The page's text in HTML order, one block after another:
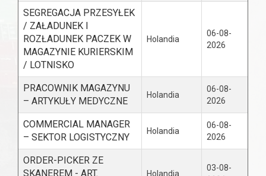
SEGREGACJA PRZESYŁEK
/ ZAŁADUNEK I
ROZŁADUNEK PACZEK W
MAGAZYNIE KURIERSKIM
/ LOTNISKO
Holandia
06-08-
2026
PRACOWNIK MAGAZYNU
– ARTYKUŁY MEDYCZNE
Holandia
06-08-
2026
COMMERCIAL MANAGER
– SEKTOR LOGISTYCZNY
Holandia
06-08-
2026
ORDER-PICKER ZE
SKANEREM - ART.
Holandia
03-08-